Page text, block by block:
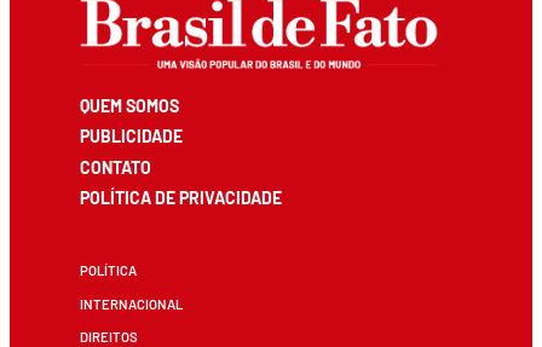
QUEM SOMOS
PUBLICIDADE
CONTATO
POLÍTICA DE PRIVACIDADE
POLÍTICA
INTERNACIONAL
DIREITOS